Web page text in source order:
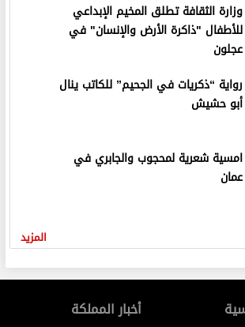
وزارة الثقافة تطلق المخيم الإبداعي
للأطفال "ذاكرة الأرض والإنسان" في
عجلون
رواية “ذكريات في الجحيم” للكاتب ينال
أبو حشيش
امسية شعرية لمحجوب والجابري في
عمان
المزيد
أخبار المملكة